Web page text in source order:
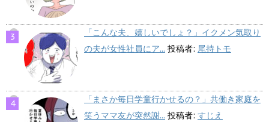
「こんな夫、嬉しいでしょ？」イクメン気取り
の夫が女性社員にア... 投稿者: 尾持トモ
「まさか毎日学童行かせるの？」共働き家庭を
笑うママ友が突然謝... 投稿者: すじえ